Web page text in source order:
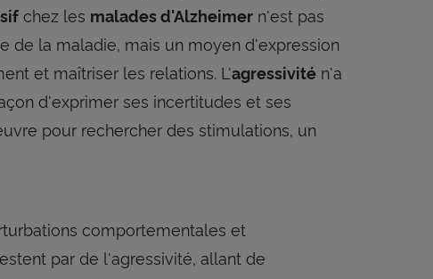
chez les malades d'Alzheimer n'est pas
la maladie, mais un moyen d'expression
et maîtriser les relations. L'agressivité n'a
d'exprimer ses incertitudes et ses
pour rechercher des stimulations, un
comportementales et
par de l'agressivité, allant de